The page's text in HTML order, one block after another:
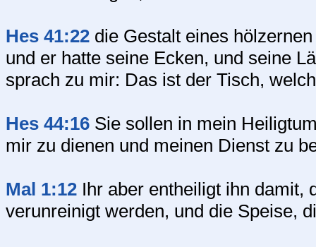
Hes 41:22 die Gestalt eines
und er hatte seine Ecken, und seine
sprach zu mir: Das ist der Tisch,
Hes 44:16 Sie sollen in mein
mir zu dienen und meinen Dienst zu
Mal 1:12 Ihr aber entheiligt ihn damit,
verunreinigt werden, und die Speise,